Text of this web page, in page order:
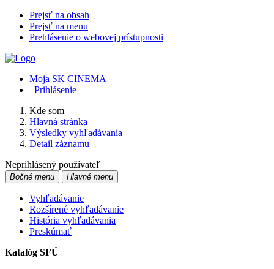
Prejsť na obsah
Prejsť na menu
Prehlásenie o webovej prístupnosti
Moja SK CINEMA
Prihlásenie
Kde som
Hlavná stránka
Výsledky vyhľadávania
Detail záznamu
Neprihlásený používateľ
Bočné menu Hlavné menu
Vyhľadávanie
Rozšírené vyhľadávanie
História vyhľadávania
Preskúmať
Katalóg SFÚ